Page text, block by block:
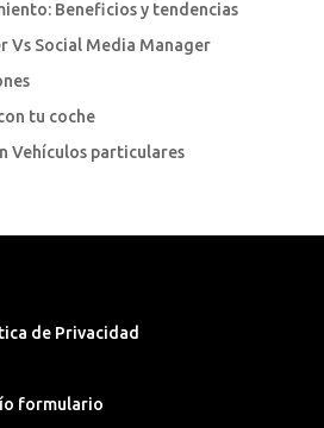
Beneficios y tendencias
Vs Social Media Manager
tu coche
Vehículos particulares
de Privacidad
formulario